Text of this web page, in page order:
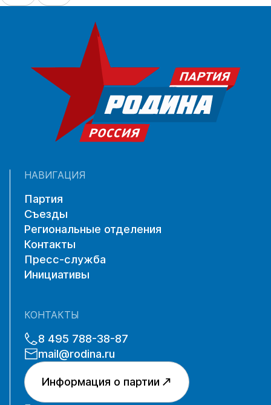
НАВИГАЦИЯ
Партия
Съезды
Региональные отделения
Контакты
Пресс-служба
Инициативы
КОНТАКТЫ
8 495 788-38-87
mail@rodina.ru
Информация о партии